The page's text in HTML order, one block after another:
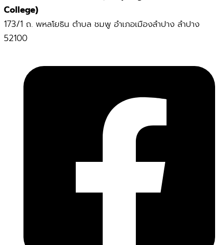
College)
173/1 ถ. พหลโยธิน ตำบล ชมพู อำเภอเมืองลำปาง ลำปาง
52100